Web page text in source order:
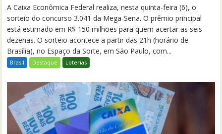
A Caixa Econômica Federal realiza, nesta quinta-feira (6), o
sorteio do concurso 3.041 da Mega-Sena. O prêmio principal
está estimado em R$ 150 milhões para quem acertar as seis
dezenas. O sorteio acontece a partir das 21h (horário de
Brasília), no Espaço da Sorte, em São Paulo, com...
Brasil Destaque Loterias